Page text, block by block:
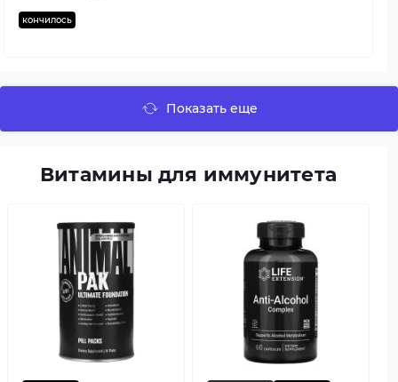
кончилось
Показать еще
Витамины для иммунитета